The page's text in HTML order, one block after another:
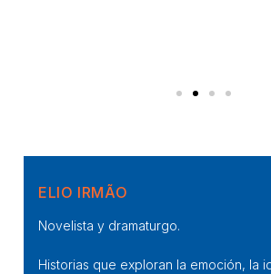
ELIO IRMÃO
Novelista y dramaturgo.
Historias que exploran la emoción, la